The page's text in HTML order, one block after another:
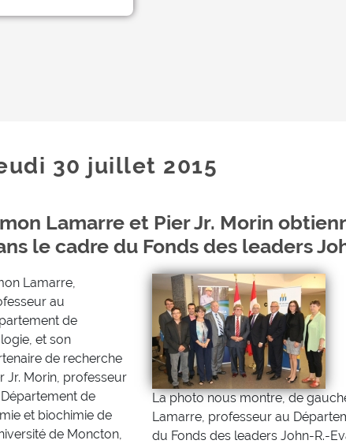
30 juillet 2015
Lamarre et Pier Jr. Morin
le cadre du Fonds des leaders
La photo nous montre, de
Lamarre, professeur au
du Fonds des leaders John-R.-
Lamarre,
au
de
et son
de recherche
Jr. Morin, professeur
de
et biochimie de
de Moncton,